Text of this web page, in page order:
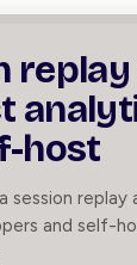
replay
host
session
and self-